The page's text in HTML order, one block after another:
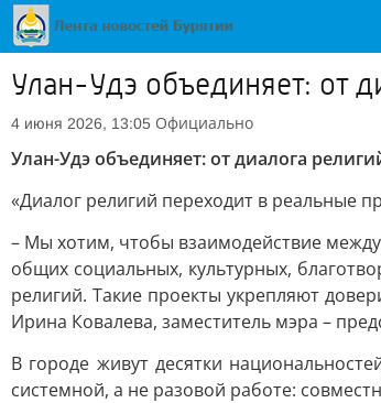
Улан-Удэ объединяет: от
4 июня 2026, 13:05 Официально
Улан-Удэ объединяет: от диалога
«Диалог религий переходит в реальные
– Мы хотим, чтобы взаимодействие
общих социальных, культурных,
религий. Такие проекты укрепляют
Ирина Ковалева, заместитель мэра –
В городе живут десятки
системной, а не разовой работе: